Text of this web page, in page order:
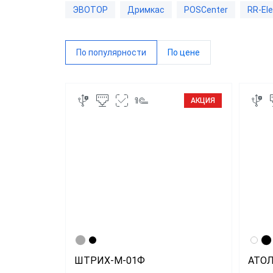
RR-
ЭВОТОР Дримкас POSCenter RR-
По популярности По цене
АКЦИЯ
ШТРИХ-М-01Ф